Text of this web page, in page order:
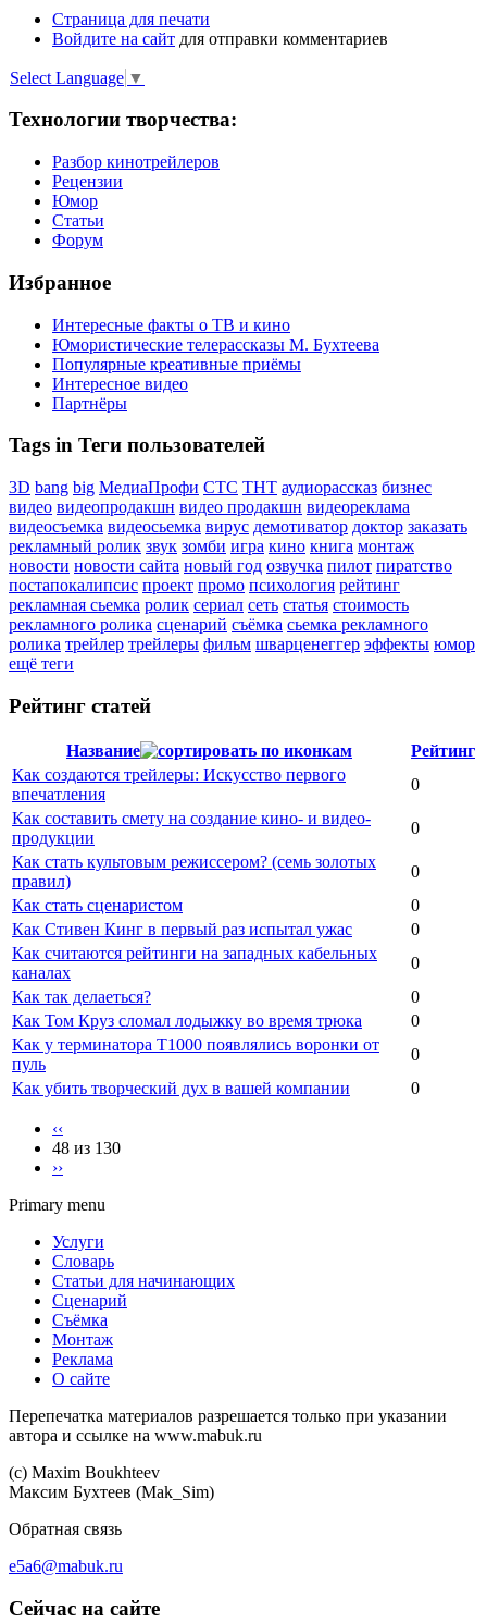
Страница для печати
Войдите на сайт для отправки комментариев
Select Language ▼
Технологии творчества:
Разбор кинотрейлеров
Рецензии
Юмор
Статьи
Форум
Избранное
Интересные факты о ТВ и кино
Юмористические телерассказы М. Бухтеева
Популярные креативные приёмы
Интересное видео
Партнёры
Tags in Теги пользователей
3D bang big МедиаПрофи СТС ТНТ аудиорассказ бизнес
видео видеопродакшн видео продакшн видеореклама
видеосъемка видеосьемка вирус демотиватор доктор заказать
рекламный ролик звук зомби игра кино книга монтаж
новости новости сайта новый год озвучка пилот пиратство
постапокалипсис проект промо психология рейтинг
рекламная сьемка ролик сериал сеть статья стоимость
рекламного ролика сценарий съёмка сьемка рекламного
ролика трейлер трейлеры фильм шварценеггер эффекты юмор
ещё теги
Рейтинг статей
Название
Рейтинг
Как создаются трейлеры: Искусство первого
впечатления
0
Как составить смету на создание кино- и видео-
продукции
0
Как стать культовым режиссером? (семь золотых
правил)
0
Как стать сценаристом
0
Как Стивен Кинг в первый раз испытал ужас
0
Как считаются рейтинги на западных кабельных
каналах
0
Как так делаеться?
0
Как Том Круз сломал лодыжку во время трюка
0
Как у терминатора Т1000 появлялись воронки от
пуль
0
Как убить творческий дух в вашей компании
0
‹‹
48 из 130
››
Primary menu
Услуги
Словарь
Статьи для начинающих
Сценарий
Съёмка
Монтаж
Реклама
О сайте
Перепечатка материалов разрешается только при указании
автора и ссылке на www.mabuk.ru
(c) Maхim Boukhteev
Максим Бухтеев (Mak_Sim)
Обратная связь
e5a6@mabuk.ru
Сейчас на сайте